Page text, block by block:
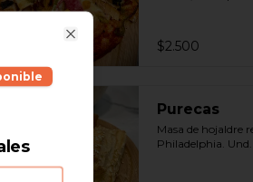
$2.500
Purecas
Masa de hojaldre
Philadelphia. Und.
Close